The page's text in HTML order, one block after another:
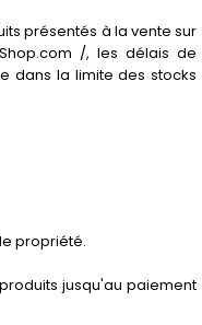
présentés à la vente sur
/, les délais de
dans la limite des stocks
propriété.
jusqu'au paiement